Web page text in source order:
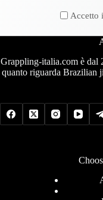
Accetto
Grappling-italia.com è dal
quanto riguarda Brazilian